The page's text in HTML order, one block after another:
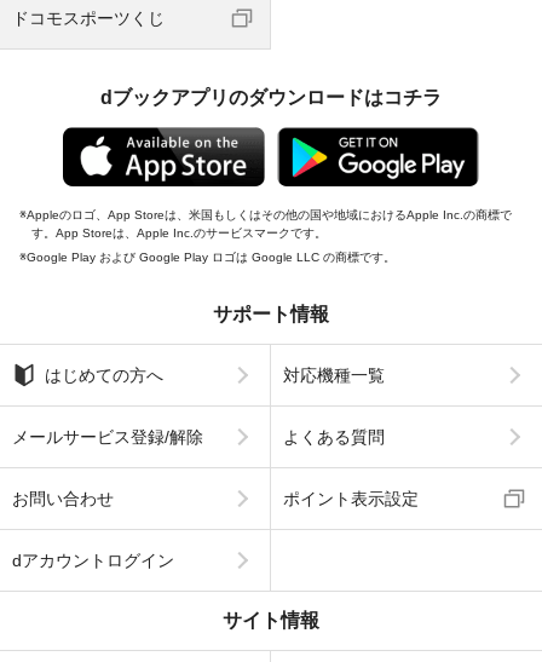
ドコモスポーツくじ
dブックアプリのダウンロードはコチラ
Appleのロゴ、App Storeは、米国もしくはその他の国や地域におけるApple Inc.の商標で
す。App Storeは、Apple Inc.のサービスマークです。
Google Play および Google Play ロゴは Google LLC の商標です。
サポート情報
はじめての方へ 対応機種一覧
メールサービス登録/解除 よくある質問
お問い合わせ ポイント表示設定
dアカウントログイン
サイト情報